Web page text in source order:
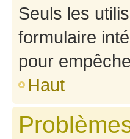
Seuls les
formulaire
pour
Haut